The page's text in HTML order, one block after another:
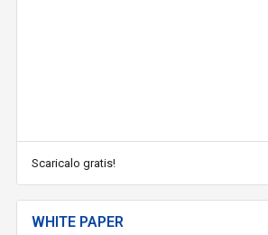
Scaricalo gratis!
WHITE PAPER